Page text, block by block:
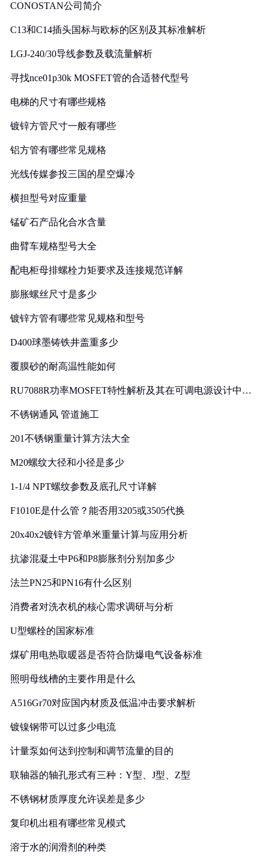
CONOSTAN公司简介
C13和C14插头国标与欧标的区别及其标准解析
LGJ-240/30导线参数及载流量解析
寻找nce01p30k MOSFET管的合适替代型号
电梯的尺寸有哪些规格
镀锌方管尺寸一般有哪些
铝方管有哪些常见规格
光线传媒参投三国的星空爆冷
横担型号对应重量
锰矿石产品化合水含量
曲臂车规格型号大全
配电柜母排螺栓力矩要求及连接规范详解
膨胀螺丝尺寸是多少
镀锌方管有哪些常见规格和型号
D400球墨铸铁井盖重多少
覆膜砂的耐高温性能如何
RU7088R功率MOSFET特性解析及其在可调电源设计中的
不锈钢通风 管道施工
201不锈钢重量计算方法大全
M20螺纹大径和小径是多少
1-1/4 NPT螺纹参数及底孔尺寸详解
F1010E是什么管？能否用3205或3505代换
20x40x2镀锌方管单米重量计算与应用分析
抗渗混凝土中P6和P8膨胀剂分别加多少
法兰PN25和PN16有什么区别
消费者对洗衣机的核心需求调研与分析
U型螺栓的国家标准
煤矿用电热取暖器是否符合防爆电气设备标准
照明母线槽的主要作用是什么
A516Gr70对应国内材质及低温冲击要求解析
镀镍钢带可以过多少电流
计量泵如何达到控制和调节流量的目的
联轴器的轴孔形式有三种：Y型、J型、Z型
不锈钢材质厚度允许误差是多少
复印机出租有哪些常见模式
溶于水的润滑剂的种类